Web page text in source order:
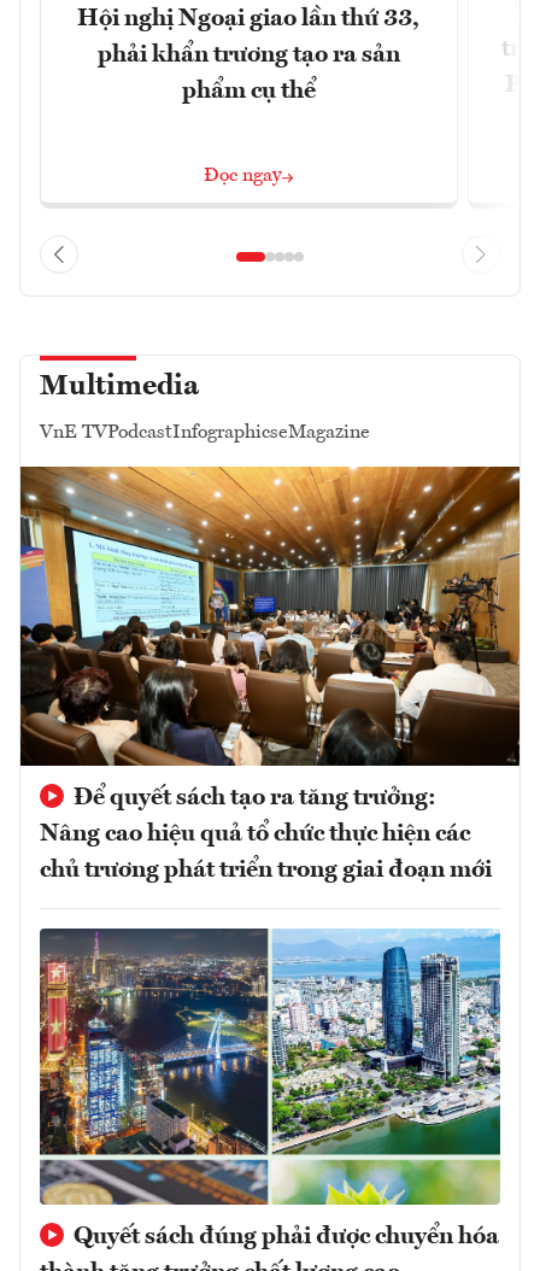
Hội nghị Ngoại giao lần thứ 33,
phải khẩn trương tạo ra sản
phẩm cụ thể
Đọc ngay
Multimedia
VnE TVPodcastInfographicseMagazine
Để quyết sách tạo ra tăng trưởng:
Nâng cao hiệu quả tổ chức thực hiện các
chủ trương phát triển trong giai đoạn mới
Quyết sách đúng phải được chuyển hóa